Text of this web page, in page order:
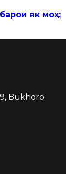
як моҳ:
Bukhoro